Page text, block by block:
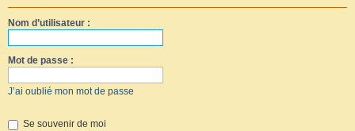
Nom d’utilisateur :
Mot de passe :
J’ai oublié mon mot de passe
Se souvenir de moi